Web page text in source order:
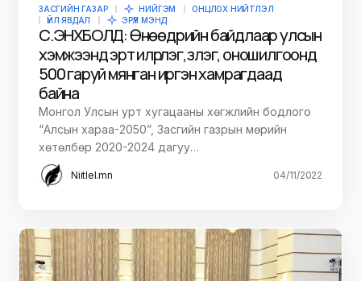
ЗАСГИЙН ГАЗАР НИЙГЭМ
ОНЦЛОХ НИЙТЛЭЛ
ҮЙЛ ЯВДАЛ
ЭРҮҮЛ МЭНД
С.ЭНХБОЛД: Өнөөдрийн байдлаар улсын
хэмжээнд эрт илрүүлэг, үзлэг, оношилгоонд
500 гаруй мянган иргэн хамрагдаад
байна
Монгол Улсын урт хугацааны хөгжлийн бодлого
“Алсын хараа-2050”, Засгийн газрын мөрийн
хөтөлбөр 2020-2024 дагуу…
Niitlel.mn 04/11/2022